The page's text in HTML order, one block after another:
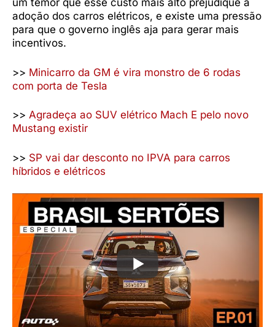
um temor que esse custo mais alto prejudique a
adoção dos carros elétricos, e existe uma pressão
para que o governo inglês aja para gerar mais
incentivos.
>> Minicarro da GM é vira monstro de 6 rodas
com porta de Tesla
>> Agradeça ao SUV elétrico Mach E pelo novo
Mustang existir
>> SP vai dar desconto no IPVA para carros
híbridos e elétricos